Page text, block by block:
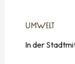
UMWELT
UMWELT
In der